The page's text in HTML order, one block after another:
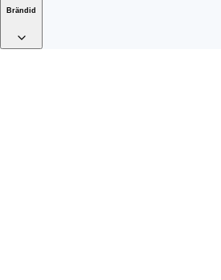
Brändid